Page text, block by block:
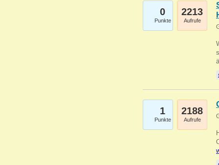
0
Punkte
2213
Aufrufe
1
Punkte
2188
Aufrufe